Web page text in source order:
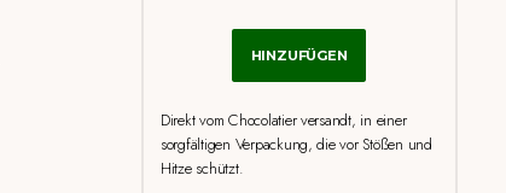
HINZUFÜGEN
Direkt vom Chocolatier versandt, in einer
sorgfältigen Verpackung, die vor Stößen und
Hitze schützt.